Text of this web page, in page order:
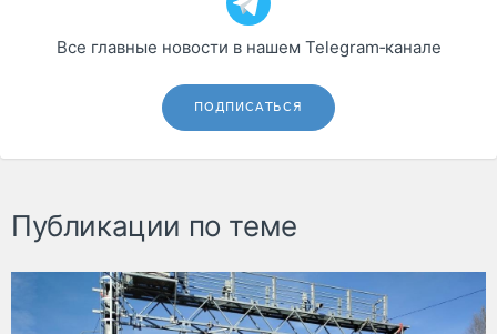
Все главные новости в нашем Telegram‑канале
ПОДПИСАТЬСЯ
Публикации по теме